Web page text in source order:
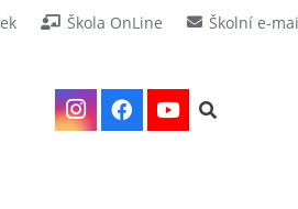
Škola OnLine Školní e-